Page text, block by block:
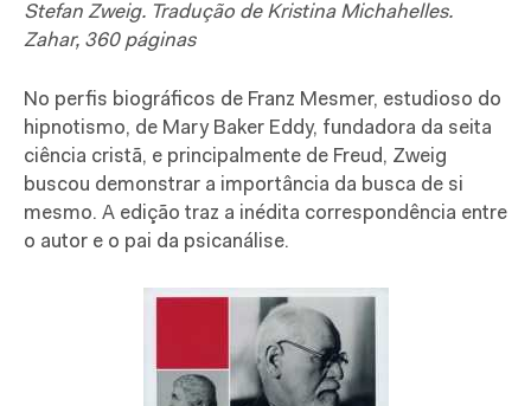
Stefan Zweig. Tradução de Kristina Michahelles.
Zahar, 360 páginas
No perfis biográficos de Franz Mesmer, estudioso do
hipnotismo, de Mary Baker Eddy, fundadora da seita
ciência cristã, e principalmente de Freud, Zweig
buscou demonstrar a importância da busca de si
mesmo. A edição traz a inédita correspondência entre
o autor e o pai da psicanálise.